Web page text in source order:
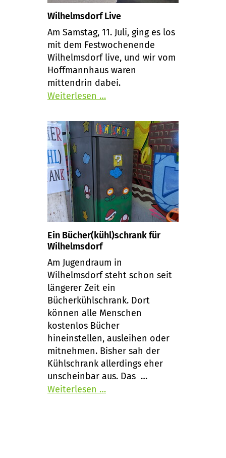
Wilhelmsdorf Live
Am Samstag, 11. Juli, ging es los
mit dem Festwochenende
Wilhelmsdorf live, und wir vom
Hoffmannhaus waren
mittendrin dabei.
Weiterlesen …
Ein Bücher(kühl)schrank für
Wilhelmsdorf
Am Jugendraum in
Wilhelmsdorf steht schon seit
längerer Zeit ein
Bücherkühlschrank. Dort
können alle Menschen
kostenlos Bücher
hineinstellen, ausleihen oder
mitnehmen. Bisher sah der
Kühlschrank allerdings eher
unscheinbar aus. Das …
Weiterlesen …